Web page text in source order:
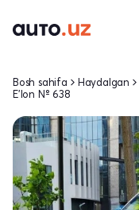
Bosh sahifa Haydalgan
E'lon № 638